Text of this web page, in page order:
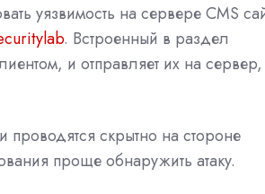
уязвимость на сервере CMS
. Встроенный в раздел
и отправляет их на сервер,
проводятся скрытно на стороне
проще обнаружить атаку.